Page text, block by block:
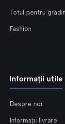
Totul pentru
Fashion
Informații utile
Despre noi
Informații livrare